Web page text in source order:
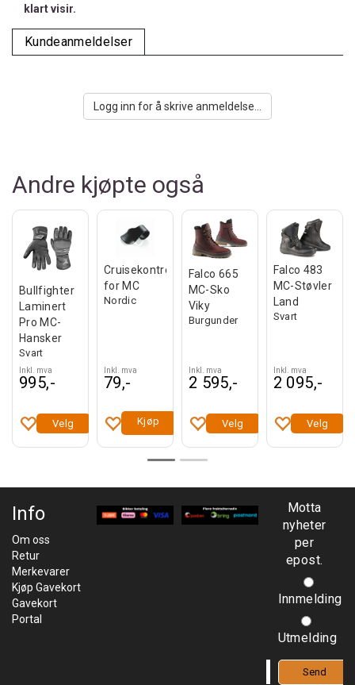
klart visir.
Kundeanmeldelser
Logg inn for å skrive anmeldelse...
Andre kjøpte også
Bullfighter
Laminert
Pro MC-
Hansker
Svart
Inkl. mva
995,-
Velg
Cruisekontroll
for MC
Nordic
Inkl. mva
79,-
Kjøp
Falco 665
MC-Sko
Viky
Burgunder
Inkl. mva
2 595,-
Velg
Falco 483
MC-Støvler
Land
Svart
Inkl. mva
2 095,-
Velg
Info
Om oss
Retur
Merkevarer
Kjøp Gavekort
Gavekort
Portal
Motta
nyheter
per
epost.
Innmelding
Utmelding